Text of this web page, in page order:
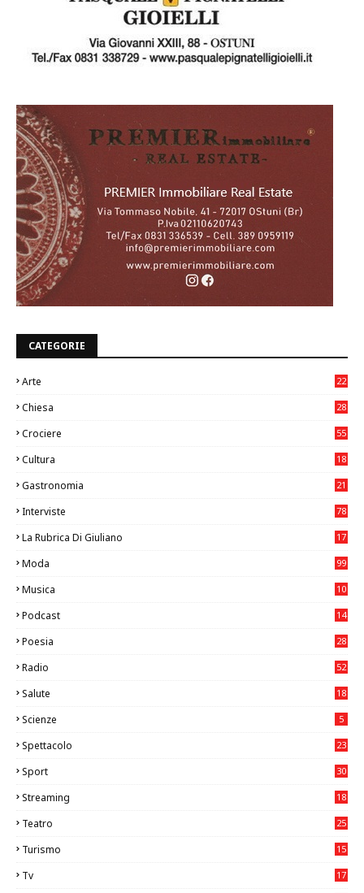
CATEGORIE
Arte
22
Chiesa
28
Crociere 55
Cultura
18
Gastronomia
21
Interviste 78
La Rubrica Di Giuliano
17
Moda 99
Musica
10
Podcast 14
Poesia 28
Radio 52
Salute
18
Scienze 5
Spettacolo 23
Sport
30
Streaming 18
Teatro
25
Turismo
15
Tv
17